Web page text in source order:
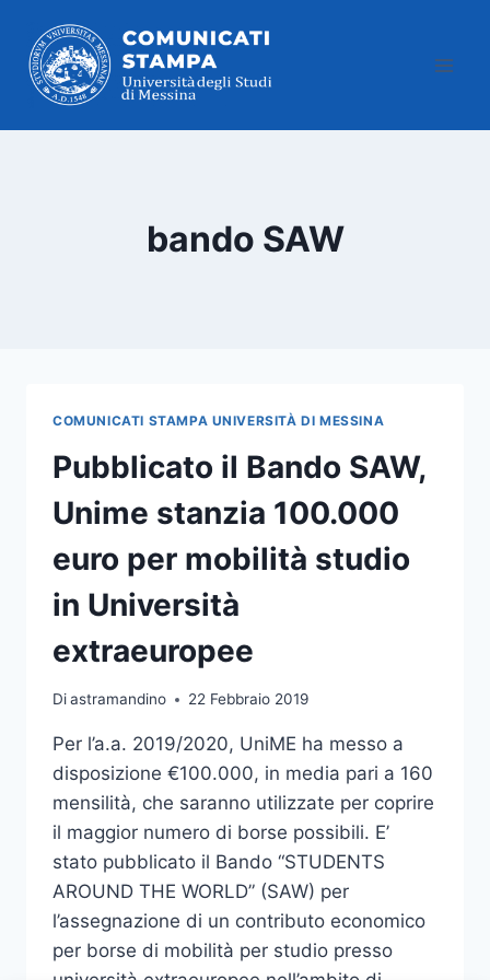
contenuto
bando SAW
COMUNICATI STAMPA UNIVERSITÀ DI MESSINA
Pubblicato il Bando SAW,
Unime stanzia 100.000
euro per mobilità studio
in Università
extraeuropee
Diastramandino 22 Febbraio 2019
Per l’a.a. 2019/2020, UniME ha messo a
disposizione €100.000, in media pari a 160
mensilità, che saranno utilizzate per coprire
il maggior numero di borse possibili. E’
stato pubblicato il Bando “STUDENTS
AROUND THE WORLD” (SAW) per
l’assegnazione di un contributo economico
per borse di mobilità per studio presso